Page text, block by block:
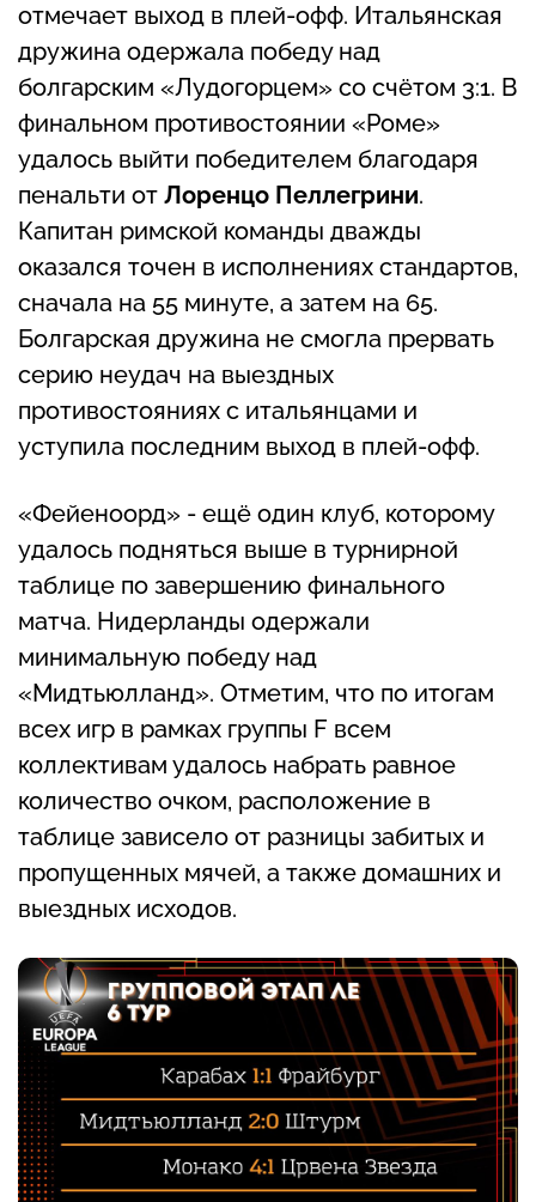
отмечает выход в плей-офф. Итальянская
дружина одержала победу над
болгарским «Лудогорцем» со счётом 3:1. В
финальном противостоянии «Роме»
удалось выйти победителем благодаря
пенальти от Лоренцо Пеллегрини.
Капитан римской команды дважды
оказался точен в исполнениях стандартов,
сначала на 55 минуте, а затем на 65.
Болгарская дружина не смогла прервать
серию неудач на выездных
противостояниях с итальянцами и
уступила последним выход в плей-офф.
«Фейеноорд» - ещё один клуб, которому
удалось подняться выше в турнирной
таблице по завершению финального
матча. Нидерланды одержали
минимальную победу над
«Мидтьюлланд». Отметим, что по итогам
всех игр в рамках группы F всем
коллективам удалось набрать равное
количество очком, расположение в
таблице зависело от разницы забитых и
пропущенных мячей, а также домашних и
выездных исходов.